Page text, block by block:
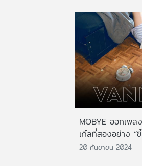
MOBYE ออกเพล
เกิ้ลที่สองอย่าง “
20 กันยายน 2024